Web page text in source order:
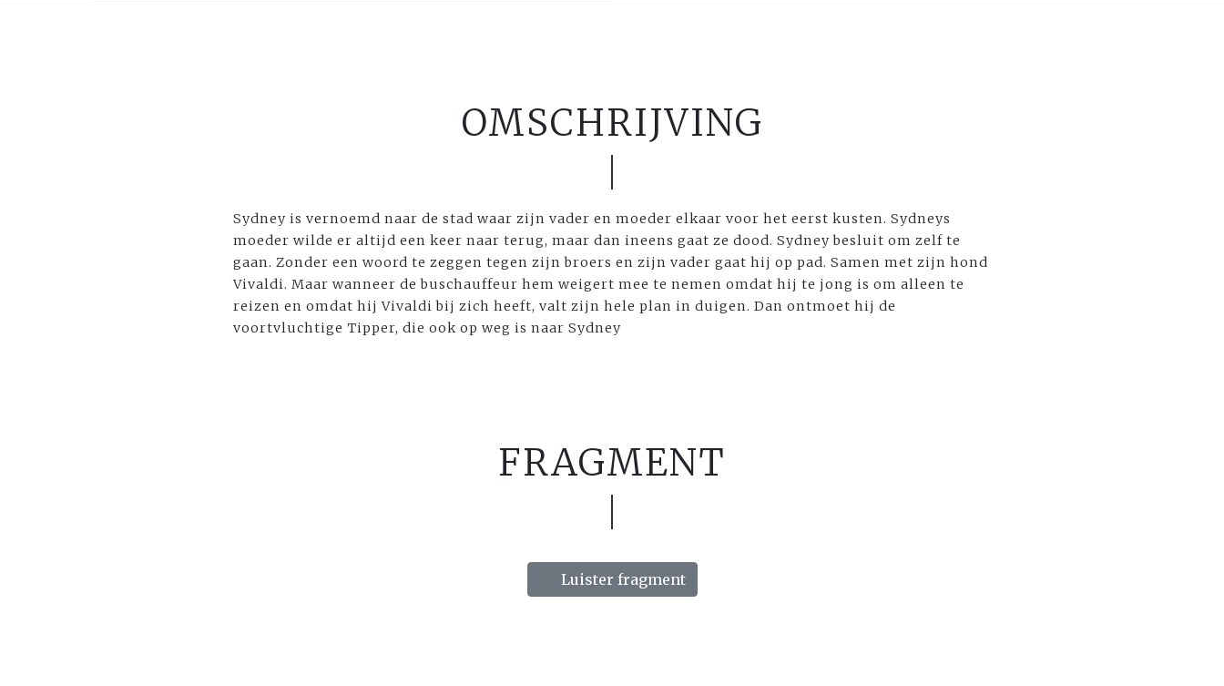
OMSCHRIJVING
Sydney is vernoemd naar de stad waar zijn vader en moeder elkaar voor het eerst kusten. Sydneys
moeder wilde er altijd een keer naar terug, maar dan ineens gaat ze dood. Sydney besluit om zelf te
gaan. Zonder een woord te zeggen tegen zijn broers en zijn vader gaat hij op pad. Samen met zijn hond
Vivaldi. Maar wanneer de buschauffeur hem weigert mee te nemen omdat hij te jong is om alleen te
reizen en omdat hij Vivaldi bij zich heeft, valt zijn hele plan in duigen. Dan ontmoet hij de
voortvluchtige Tipper, die ook op weg is naar Sydney
FRAGMENT
Luister fragment